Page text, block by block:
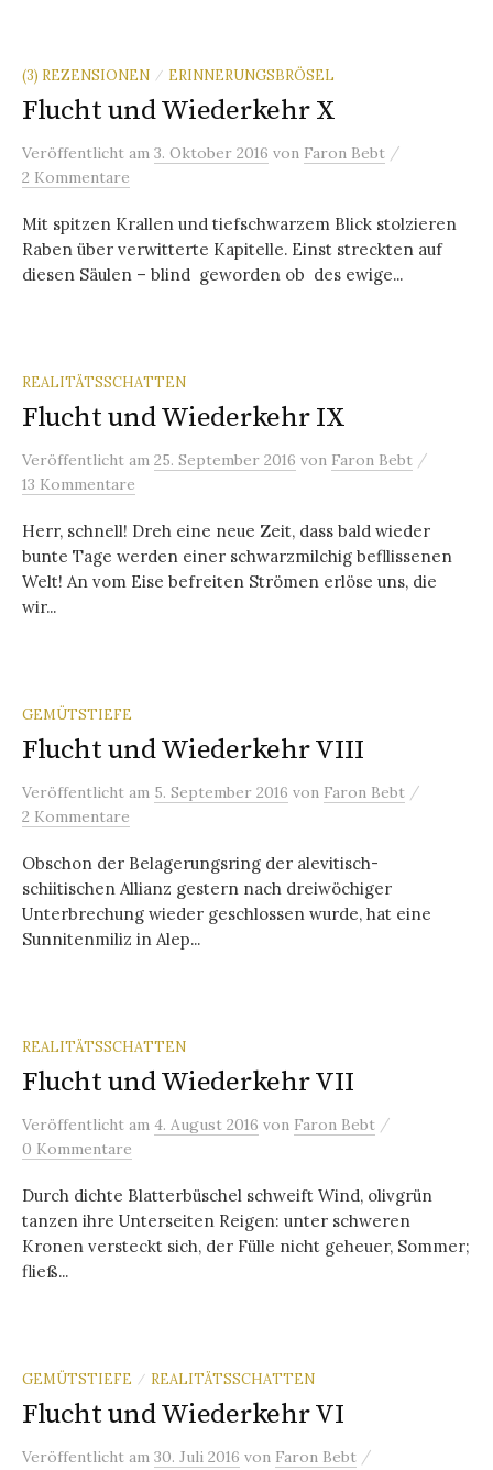
(3) REZENSIONEN / ERINNERUNGSBRÖSEL
Flucht und Wiederkehr X
Veröffentlicht am 3. Oktober 2016 von Faron Bebt /
2 Kommentare
Mit spitzen Krallen und tiefschwarzem Blick stolzieren
Raben über verwitterte Kapitelle. Einst streckten auf
diesen Säulen – blind geworden ob des ewige...
REALITÄTSSCHATTEN
Flucht und Wiederkehr IX
Veröffentlicht am 25. September 2016 von Faron Bebt /
13 Kommentare
Herr, schnell! Dreh eine neue Zeit, dass bald wieder
bunte Tage werden einer schwarzmilchig befllissenen
Welt! An vom Eise befreiten Strömen erlöse uns, die
wir...
GEMÜTSTIEFE
Flucht und Wiederkehr VIII
Veröffentlicht am 5. September 2016 von Faron Bebt /
2 Kommentare
Obschon der Belagerungsring der alevitisch-
schiitischen Allianz gestern nach dreiwöchiger
Unterbrechung wieder geschlossen wurde, hat eine
Sunnitenmiliz in Alep...
REALITÄTSSCHATTEN
Flucht und Wiederkehr VII
Veröffentlicht am 4. August 2016 von Faron Bebt /
0 Kommentare
Durch dichte Blatterbüschel schweift Wind, olivgrün
tanzen ihre Unterseiten Reigen: unter schweren
Kronen versteckt sich, der Fülle nicht geheuer, Sommer;
fließ...
GEMÜTSTIEFE / REALITÄTSSCHATTEN
Flucht und Wiederkehr VI
Veröffentlicht am 30. Juli 2016 von Faron Bebt /